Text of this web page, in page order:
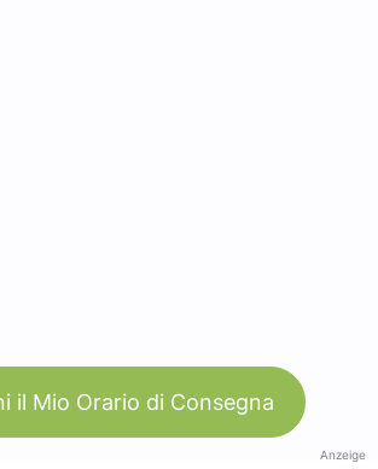
il Mio Orario di Consegna
Anzeige